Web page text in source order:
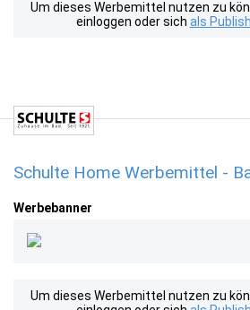
Um dieses Werbemittel nutzen zu
einloggen oder sich als
Schulte Home Werbemittel -
Werbebanner
Um dieses Werbemittel nutzen zu